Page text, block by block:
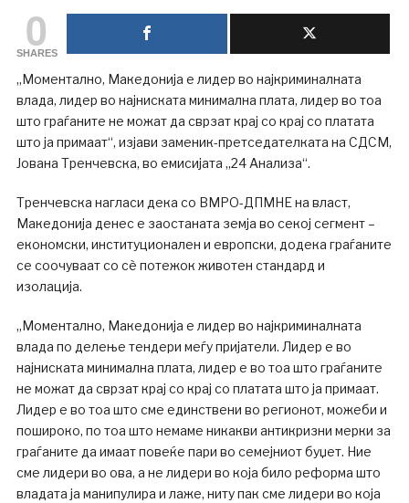
0
SHARES
„Моментално, Македонија е лидер во најкриминалната
влада, лидер во најниската минимална плата, лидер во тоа
што граѓаните не можат да сврзат крај со крај со платата
што ја примаат“, изјави заменик-претседателката на СДСМ,
Јована Тренчевска, во емисијата „24 Анализа“.
Тренчевска нагласи дека со ВМРО-ДПМНЕ на власт,
Македонија денес е заостаната земја во секој сегмент –
економски, институционален и европски, додека граѓаните
се соочуваат со сè потежок животен стандард и
изолација.
„Моментално, Македонија е лидер во најкриминалната
влада по делење тендери меѓу пријатели. Лидер е во
најниската минимална плата, лидер е во тоа што граѓаните
не можат да сврзат крај со крај со платата што ја примаат.
Лидер е во тоа што сме единствени во регионот, можеби и
пошироко, по тоа што немаме никакви антикризни мерки за
граѓаните да имаат повеќе пари во семејниот буџет. Ние
сме лидери во ова, а не лидери во која било реформа што
владата ја манипулира и лаже, ниту пак сме лидери во која